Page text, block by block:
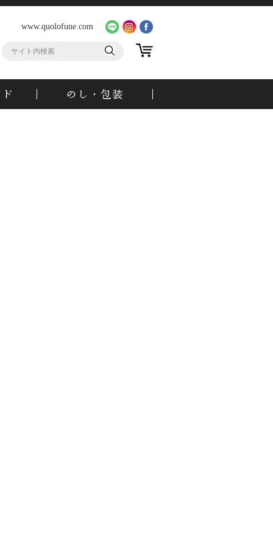
www.quolofune.com